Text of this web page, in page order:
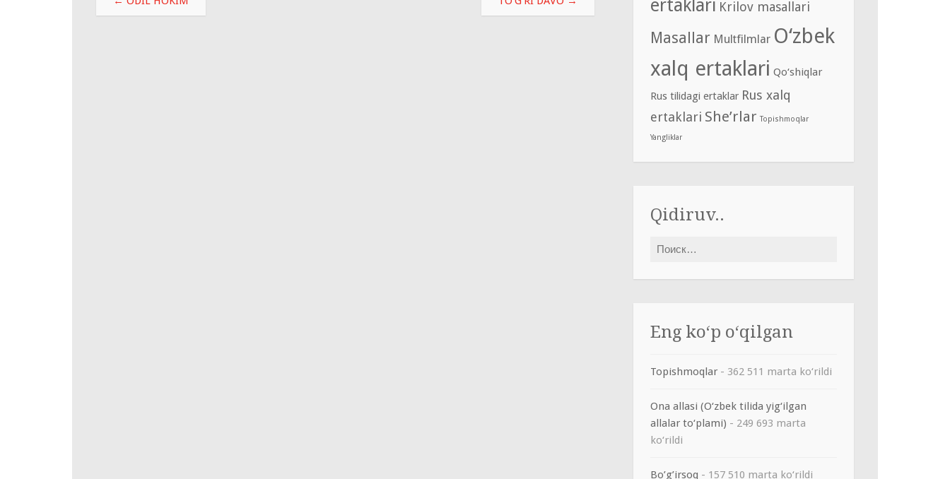
по
ertaklari Krilov masallari
Masallar Multfilmlar O‘zbek
xalq ertaklari Qo‘shiqlar
Rus tilidagi ertaklar Rus xalq
ertaklari She’rlar Topishmoqlar
Yangliklar
Qidiruv..
Найти:
Eng ko‘p o‘qilgan
Topishmoqlar - 362 511 marta ko‘rildi
Ona allasi (O‘zbek tilida yig‘ilgan
allalar to‘plami) - 249 693 marta
ko‘rildi
Bo’g’irsoq - 157 510 marta ko‘rildi